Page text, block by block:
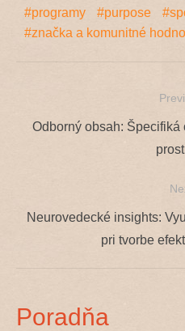
programy
purpose
značka a komunitné
Navigácia
Previous
Odborný obsah: Špecifiká
Next
Neurovedecké insights:
pri tvorbe
Poradňa